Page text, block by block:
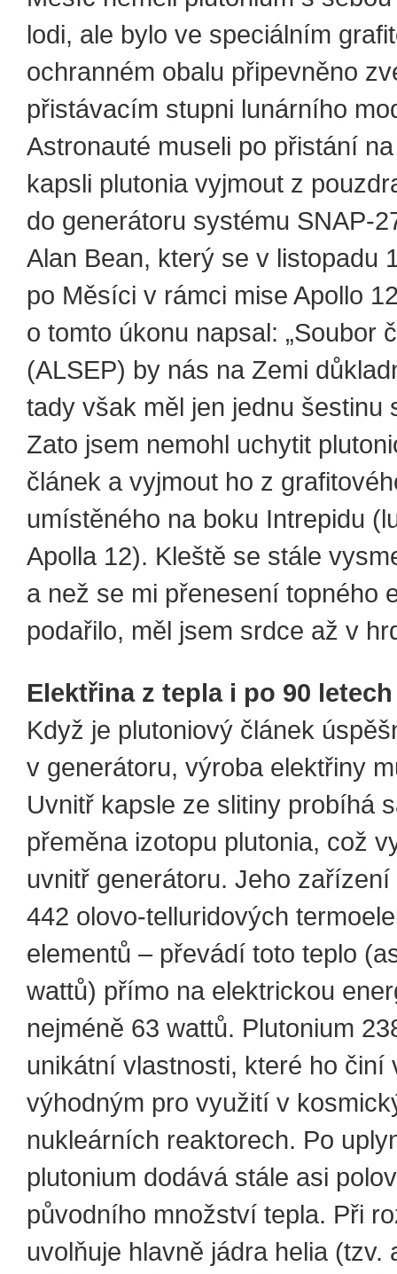
lodi, ale bylo ve speciálním
ochranném obalu připevněno
přistávacím stupni lunárního
Astronauté museli po přistání
kapsli plutonia vyjmout z
do generátoru systému SNAP-
Alan Bean, který se v listopadu
po Měsíci v rámci mise Apollo
o tomto úkonu napsal: „Soubor
(ALSEP) by nás na Zemi
tady však měl jen jednu šestinu
Zato jsem nemohl uchytit
článek a vyjmout ho z
umístěného na boku Intrepidu
Apolla 12). Kleště se stále
a než se mi přenesení topného
podařilo, měl jsem srdce až v
Elektřina z tepla i po 90 letech
Když je plutoniový článek
v generátoru, výroba elektřiny
Uvnitř kapsle ze slitiny probíhá
přeměna izotopu plutonia, což
uvnitř generátoru. Jeho
442 olovo-telluridových
elementů – převádí toto teplo
wattů) přímo na elektrickou
nejméně 63 wattů. Plutonium
unikátní vlastnosti, které ho činí
výhodným pro využití v
nukleárních reaktorech. Po
plutonium dodává stále asi
původního množství tepla. Při
uvolňuje hlavně jádra helia (tzv.